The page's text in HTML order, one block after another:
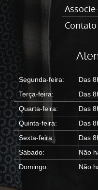
Contato
Segunda-feira:
Das
Terça-feira:
Das
Quarta-feira:
Das
Quinta-feira:
Das
Sexta-feira:
Das
Sábado:
Não
Domingo:
Não